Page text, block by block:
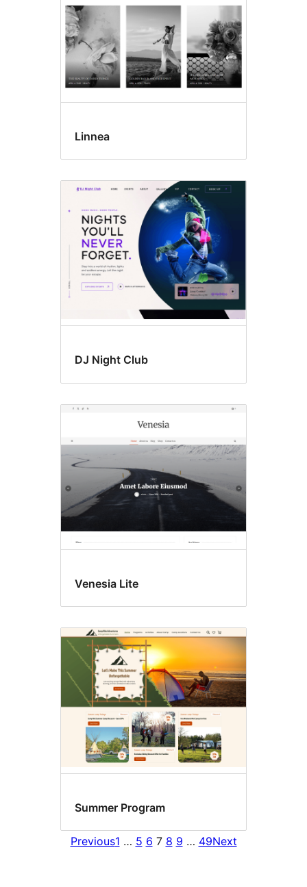
Linnea
DJ Night Club
Venesia Lite
Summer Program
Previous1 … 5 6 7 8 9 … 49Next